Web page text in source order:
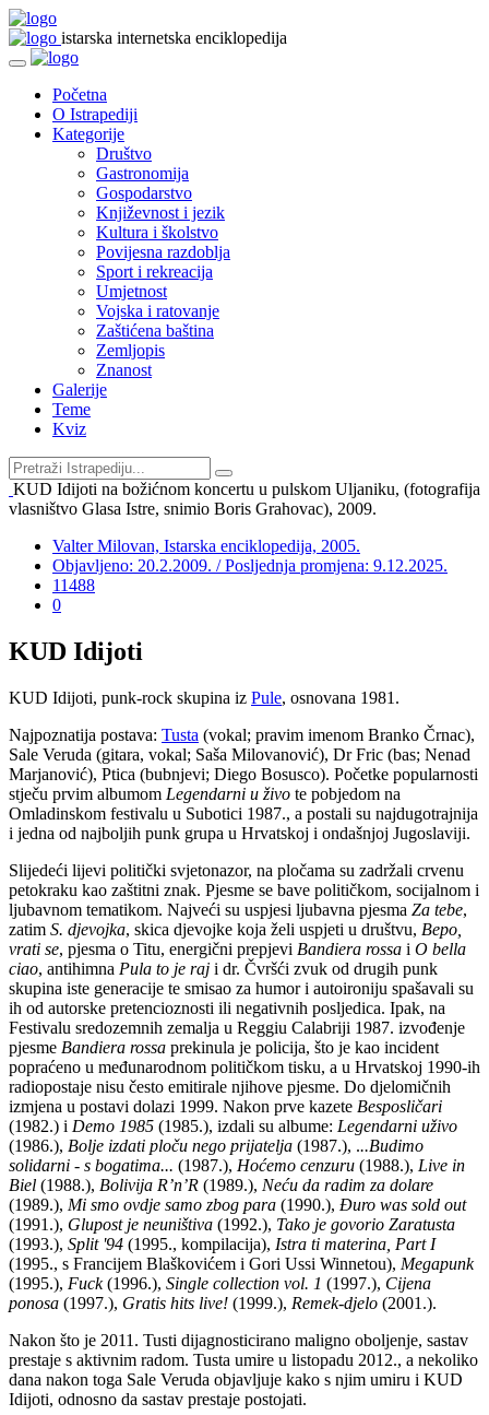
istarska internetska enciklopedija
Početna
O Istrapediji
Kategorije
Društvo
Gastronomija
Gospodarstvo
Književnost i jezik
Kultura i školstvo
Povijesna razdoblja
Sport i rekreacija
Umjetnost
Vojska i ratovanje
Zaštićena baština
Zemljopis
Znanost
Galerije
Teme
Kviz
KUD Idijoti na božićnom koncertu u pulskom Uljaniku, (fotografija
vlasništvo Glasa Istre, snimio Boris Grahovac), 2009.
Valter Milovan, Istarska enciklopedija, 2005.
Objavljeno: 20.2.2009. / Posljednja promjena: 9.12.2025.
11488
0
KUD Idijoti
KUD Idijoti, punk-rock skupina iz Pule, osnovana 1981.
Najpoznatija postava: Tusta (vokal; pravim imenom Branko Črnac),
Sale Veruda (gitara, vokal; Saša Milovanović), Dr Fric (bas; Nenad
Marjanović), Ptica (bubnjevi; Diego Bosusco). Početke popularnosti
stječu prvim albumom Legendarni u živo te pobjedom na
Omladinskom festivalu u Subotici 1987., a postali su najdugotrajnija
i jedna od najboljih punk grupa u Hrvatskoj i ondašnjoj Jugoslaviji.
Slijedeći lijevi politički svjetonazor, na pločama su zadržali crvenu
petokraku kao zaštitni znak. Pjesme se bave političkom, socijalnom i
ljubavnom tematikom. Najveći su uspjesi ljubavna pjesma Za tebe,
zatim S. djevojka, skica djevojke koja želi uspjeti u društvu, Bepo,
vrati se, pjesma o Titu, energični prepjevi Bandiera rossa i O bella
ciao, antihimna Pula to je raj i dr. Čvršći zvuk od drugih punk
skupina iste generacije te smisao za humor i autoironiju spašavali su
ih od autorske pretencioznosti ili negativnih posljedica. Ipak, na
Festivalu sredozemnih zemalja u Reggiu Calabriji 1987. izvođenje
pjesme Bandiera rossa prekinula je policija, što je kao incident
popraćeno u međunarodnom političkom tisku, a u Hrvatskoj 1990-ih
radiopostaje nisu često emitirale njihove pjesme. Do djelomičnih
izmjena u postavi dolazi 1999. Nakon prve kazete Besposličari
(1982.) i Demo 1985 (1985.), izdali su albume: Legendarni uživo
(1986.), Bolje izdati ploču nego prijatelja (1987.), ...Budimo
solidarni - s bogatima... (1987.), Hoćemo cenzuru (1988.), Live in
Biel (1988.), Bolivija R’n’R (1989.), Neću da radim za dolare
(1989.), Mi smo ovdje samo zbog para (1990.), Đuro was sold out
(1991.), Glupost je neuništiva (1992.), Tako je govorio Zaratusta
(1993.), Split '94 (1995., kompilacija), Istra ti materina, Part I
(1995., s Francijem Blaškovićem i Gori Ussi Winnetou), Megapunk
(1995.), Fuck(1996.), Single collection vol. 1 (1997.), Cijena
ponosa (1997.), Gratis hits live! (1999.), Remek-djelo (2001.).
Nakon što je 2011. Tusti dijagnosticirano maligno oboljenje, sastav
prestaje s aktivnim radom. Tusta umire u listopadu 2012., a nekoliko
dana nakon toga Sale Veruda objavljuje kako s njim umiru i KUD
Idijoti, odnosno da sastav prestaje postojati.